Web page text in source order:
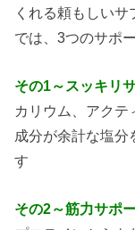
くれる頼もしいサ
では、3つのサポ
その1～スッキリ
カリウム、アク
成分が余計な塩分
す
その2～筋力サポ